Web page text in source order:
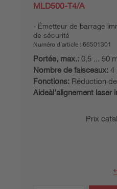
MLD500-T4/A
Émetteur de barrage
de sécurité
Numéro d’article : 66501301
Portée, max.: 0,5 ... 50
Nombre de faisceaux: 4
Fonctions: Réduction
Aideàl'alignement laser
Prix